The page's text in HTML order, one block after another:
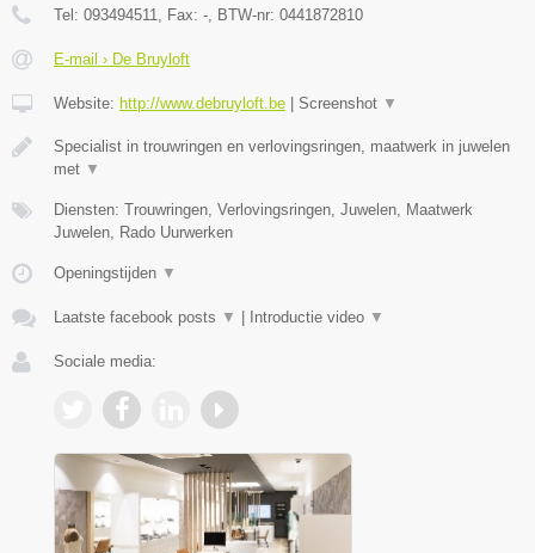
Tel: 093494511, Fax: -, BTW-nr: 0441872810
E-mail › De Bruyloft
Website: http://www.debruyloft.be Screenshot ▼
Specialist in trouwringen en verlovingsringen, maatwerk in juwelen
met ▼
Diensten: Trouwringen, Verlovingsringen, Juwelen, Maatwerk
Juwelen, Rado Uurwerken
Openingstijden ▼
Laatste facebook posts ▼ Introductie video ▼
Sociale media: